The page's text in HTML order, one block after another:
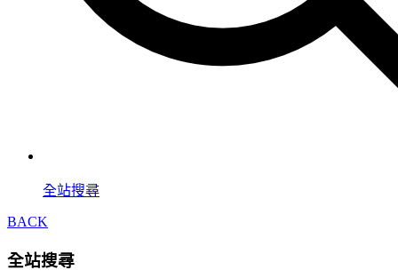
全站搜尋
BACK
全站搜尋